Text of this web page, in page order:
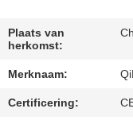
NIEUWS
Plaats van
herkomst:
Merknaam:
Certificering: